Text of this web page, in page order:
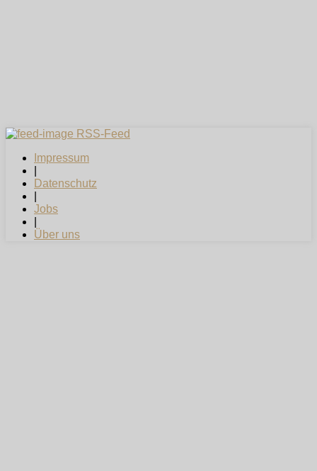
RSS-Feed
Impressum
Datenschutz
Jobs
Über uns